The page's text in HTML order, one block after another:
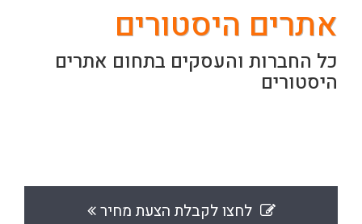
אתרים היסטורים
כל החברות והעסקים בתחום אתרים
היסטורים
לחצו לקבלת הצעת מחיר